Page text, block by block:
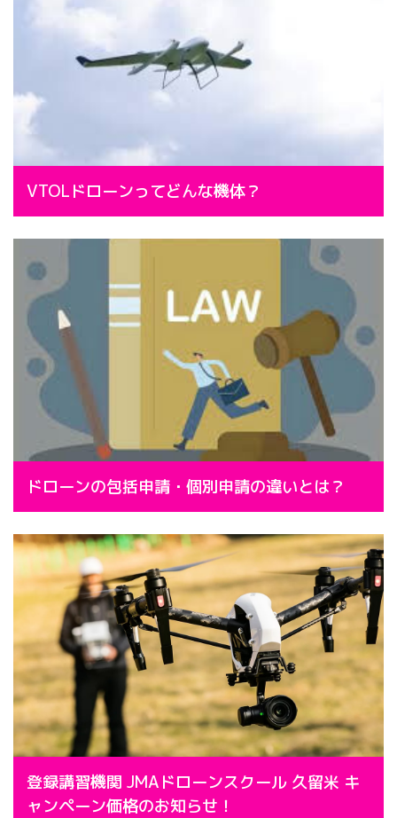
VTOLドローンってどんな機体？
ドローンの包括申請・個別申請の違いとは？
登録講習機関 JMAドローンスクール 久留米 キ
ャンペーン価格のお知らせ！